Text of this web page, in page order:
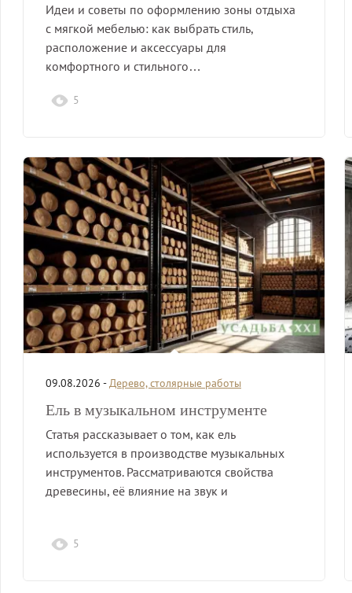
Идеи и советы по оформлению зоны отдыха
с мягкой мебелью: как выбрать стиль,
расположение и аксессуары для
комфортного и стильного…
5
09.08.2026 - Дерево, столярные работы
Ель в музыкальном инструменте
Статья рассказывает о том, как ель
используется в производстве музыкальных
инструментов. Рассматриваются свойства
древесины, её влияние на звук и
5